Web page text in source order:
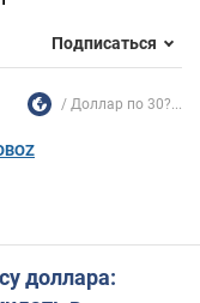
Подписаться
Доллар по 30?...
доллара: